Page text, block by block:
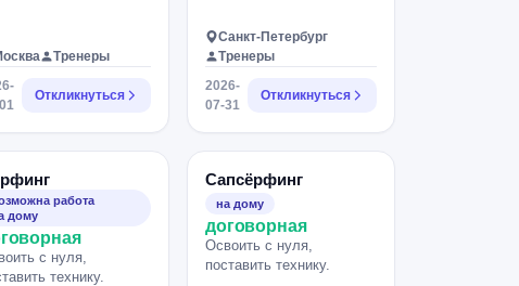
Тренеры
Откликнуться
Санкт-Петербург
Тренеры
2026-
07-31
Откликнуться
работа
дому
с нуля,
технику.
Сапсёрфинг
на дому
договорная
Освоить с нуля,
поставить технику.